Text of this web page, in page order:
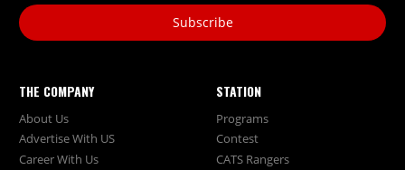
Subscribe
THE COMPANY
About Us
Advertise With US
Career With Us
STATION
Programs
Contest
CATS Rangers